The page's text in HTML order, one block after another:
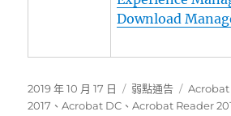
Download
發
佈
2019 年 10 月 17 日
分
類
弱點通告
標
籤
Acrobat
2017 、Acrobat DC 、Acrobat Reader